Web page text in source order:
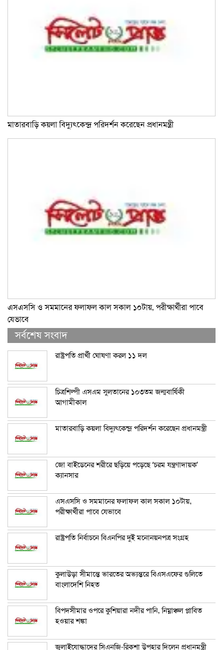
মাতারবাড়ি কয়লা বিদ্যুৎকেন্দ্র পরিদর্শন করেছেন প্রধানমন্ত্রী
এসএসসি ও সমমানের ফলাফল কাল সকাল ১০টায়, পরীক্ষার্থীরা পাবে
যেভাবে
সর্বশেষ সংবাদ
রাষ্ট্রপতি প্রার্থী ঘোষণা করল ১১ দল
চিত্রশিল্পী এসএম সুলতানের ১০৩তম জন্মবার্ষিকী
আগামীকাল
মাতারবাড়ি কয়লা বিদ্যুৎকেন্দ্র পরিদর্শন করেছেন প্রধানমন্ত্রী
জো বাইডেনের শরীরে ছড়িয়ে পড়েছে ‘চরম যন্ত্রণাদায়ক’
ক্যানসার
এসএসসি ও সমমানের ফলাফল কাল সকাল ১০টায়,
পরীক্ষার্থীরা পাবে যেভাবে
রাষ্ট্রপতি নির্বাচনে বিএনপির দুই মনোনয়নপত্র সংগ্রহ
কুলাউড়া সীমান্তে ভারতের অভ্যন্তরে বিএসএফের গুলিতে
বাংলাদেশি নিহত
বিপদসীমার ওপরে কুশিয়ারা নদীর পানি, নিম্নাঞ্চল প্লাবিত
হওয়ার শঙ্কা
জুলাইযোদ্ধাদের সিএনজি-রিকশা উপহার দিলেন প্রধানমন্ত্রী